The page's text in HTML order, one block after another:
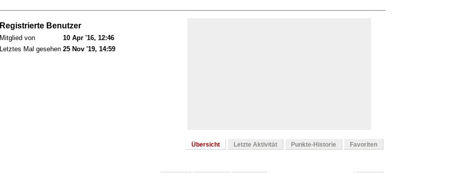
Registrierte Benutzer
Mitglied von
10 Apr '16, 12:46
Letztes Mal gesehen 25 Nov '19, 14:59
Übersicht Letzte Aktivität Punkte-Historie Favoriten